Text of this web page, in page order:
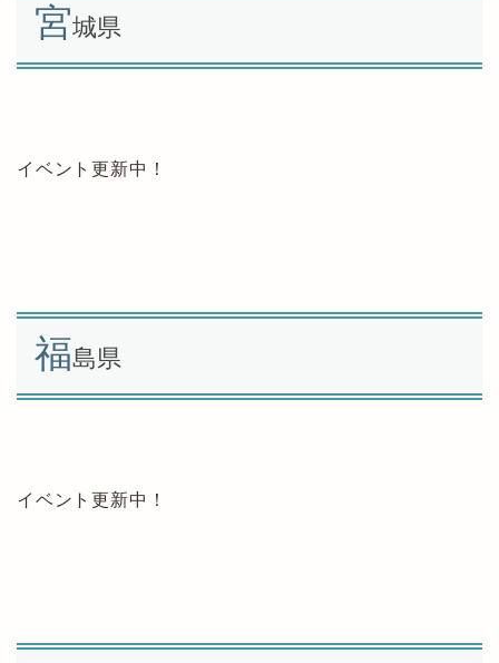
宮城県
イベント更新中！
福島県
イベント更新中！